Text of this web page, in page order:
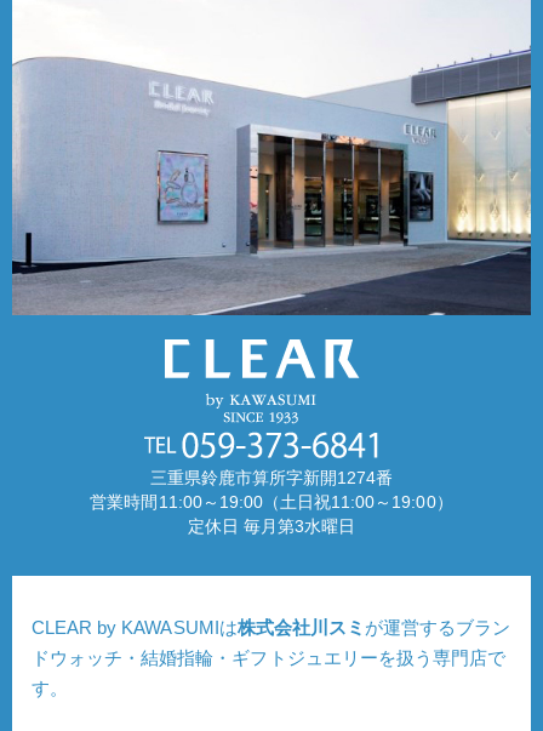
三重県鈴鹿市算所字新開1274番
営業時間11:00～19:00（土日祝11:00～19:00）
定休日 毎月第3水曜日
CLEAR by KAWASUMIは株式会社川スミ が運営するブラン
ドウォッチ・結婚指輪・ギフトジュエリーを扱う専門店で
す。